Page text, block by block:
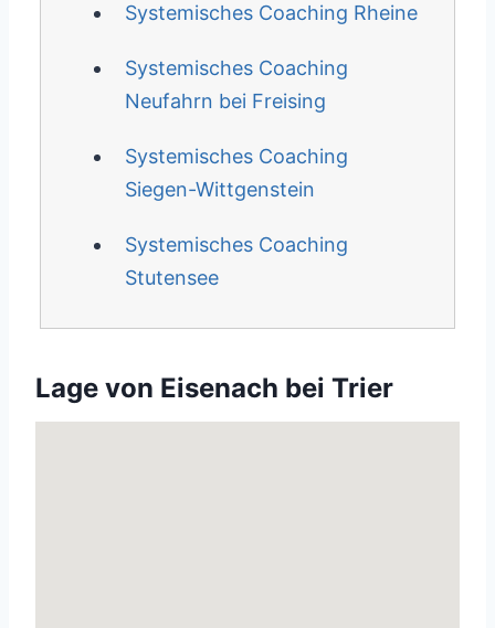
Systemisches Coaching Rheine
Systemisches Coaching
Neufahrn bei Freising
Systemisches Coaching
Siegen-Wittgenstein
Systemisches Coaching
Stutensee
Lage von Eisenach bei Trier